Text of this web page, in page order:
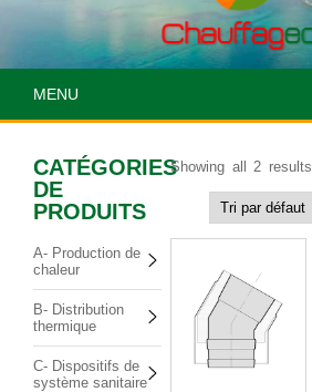
MENU
CATÉGORIES
DE
PRODUITS
A- Production de
chaleur
B- Distribution
thermique
C- Dispositifs de
système sanitaire
Showing all 2 results